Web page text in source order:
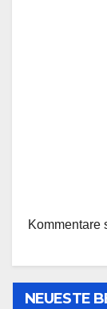
Kommentare
NEUESTE